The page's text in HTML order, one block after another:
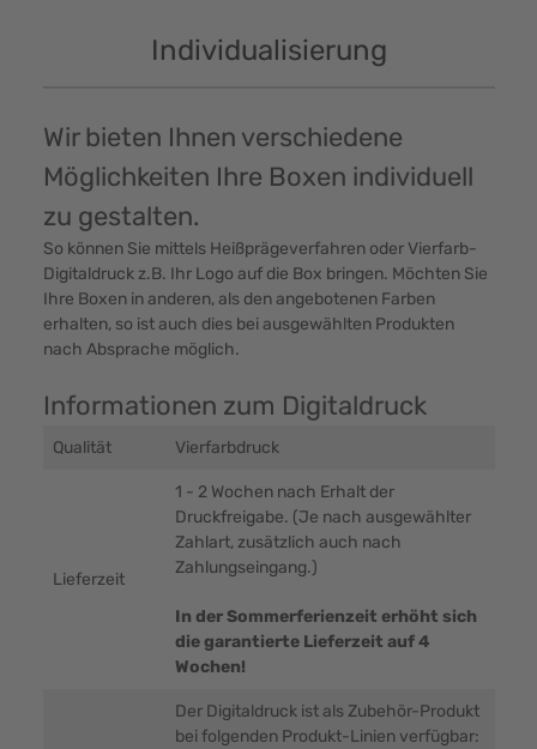
Individualisierung
Wir bieten Ihnen verschiedene
Möglichkeiten Ihre Boxen individuell
zu gestalten.
So können Sie mittels Heißprägeverfahren oder Vierfarb-
Digitaldruck z.B. Ihr Logo auf die Box bringen. Möchten Sie
Ihre Boxen in anderen, als den angebotenen Farben
erhalten, so ist auch dies bei ausgewählten Produkten
nach Absprache möglich.
Informationen zum Digitaldruck
Qualität Vierfarbdruck
Lieferzeit
1 - 2 Wochen nach Erhalt der
Druckfreigabe. (Je nach ausgewählter
Zahlart, zusätzlich auch nach
Zahlungseingang.)
In der Sommerferienzeit erhöht sich
die garantierte Lieferzeit auf 4
Wochen!
Der Digitaldruck ist als Zubehör-Produkt
bei folgenden Produkt-Linien verfügbar: